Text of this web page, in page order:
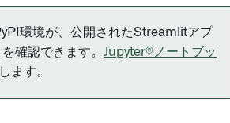
環境が、公開されたStreamlitアプ
確認できます。 Jupyter®ノートブッ
ます。